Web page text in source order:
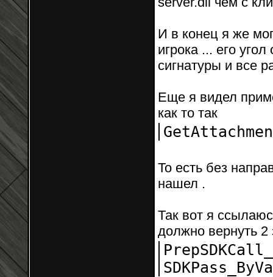
И в конец я же
игрока ... его
сигнатуры и все
Еще я видел
как то так
То есть без
нашел .
Так вот я
должно вернуть 2